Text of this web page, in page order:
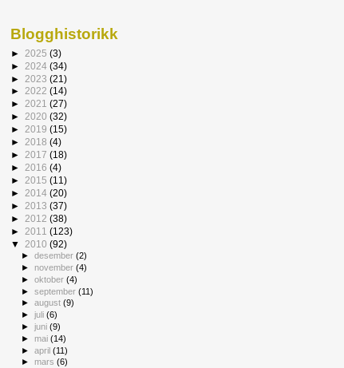
Blogghistorikk
► 2025 (3)
► 2024 (34)
► 2023 (21)
► 2022 (14)
► 2021 (27)
► 2020 (32)
► 2019 (15)
► 2018 (4)
► 2017 (18)
► 2016 (4)
► 2015 (11)
► 2014 (20)
► 2013 (37)
► 2012 (38)
► 2011 (123)
▼ 2010 (92)
►desember(2)
► november(4)
►oktober(4)
►september(11)
►august(9)
►juli(6)
►juni(9)
► mai(14)
►april(11)
► mars(6)